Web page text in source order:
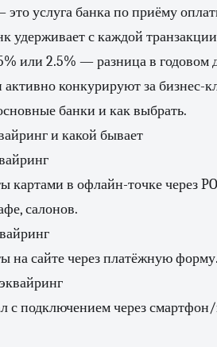
услуга банка по приёму
удерживает с каждой
или 2.5% — разница в годовом
конкурируют за бизнес-
банки и как выбрать.
и какой бывает
картами в офлайн-точке через
салонов.
на сайте через платёжную
с подключением через